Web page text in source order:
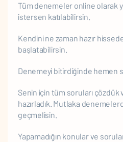
Tüm denemeler online olarak
istersen katılabilirsin.
Kendini ne zaman hazır
başlatabilirsin.
Denemeyi bitirdiğinde hemen
Senin için tüm soruları çözdük
hazırladık. Mutlaka
geçmelisin.
Yapamadığın konular ve